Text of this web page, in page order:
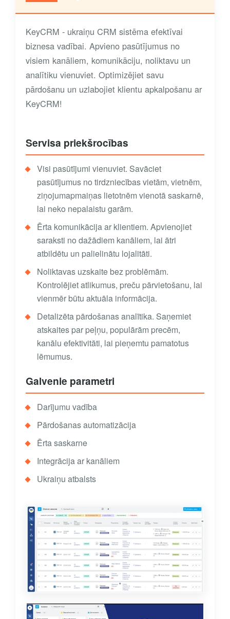
KeyCRM - ukraiņu CRM sistēma efektīvai
biznesa vadībai. Apvieno pasūtījumus no
visiem kanāliem, komunikāciju, noliktavu un
analītiku vienuviet. Optimizējiet savu
pārdošanu un uzlabojiet klientu apkalpošanu ar
KeyCRM!
Servisa priekšrocības
Visi pasūtījumi vienuviet. Savāciet
pasūtījumus no tirdzniecības vietām, vietnēm,
ziņojumapmaiņas lietotnēm vienotā saskarnē,
lai neko nepalaistu garām.
Ērta komunikācija ar klientiem. Apvienojiet
saraksti no dažādiem kanāliem, lai ātri
atbildētu un palielinātu lojalitāti.
Noliktavas uzskaite bez problēmām.
Kontrolējiet atlikumus, preču pārvietošanu, lai
vienmēr būtu aktuāla informācija.
Detalizēta pārdošanas analītika. Saņemiet
atskaites par peļņu, populārām precēm,
kanālu efektivitāti, lai pieņemtu pamatotus
lēmumus.
Galvenie parametri
Darījumu vadība
Pārdošanas automatizācija
Ērta saskarne
Integrācija ar kanāliem
Ukraiņu atbalsts